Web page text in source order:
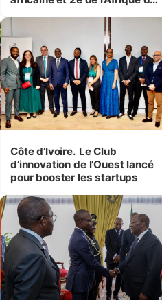
Côte d’Ivoire. Le Club
d’innovation de l’Ouest lancé
pour booster les startups